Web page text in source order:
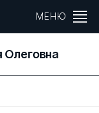
МЕНЮ
Олеговна